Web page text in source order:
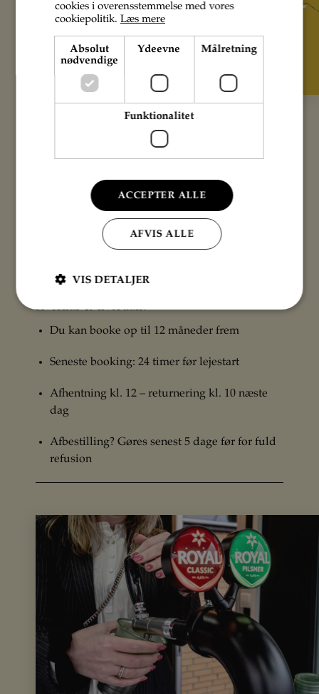
+ 1875 kr. inkl. moms
Gælder i Østjylland (Vejle - Randers)
Gratis afhentning påMøgelgårdsvej 33, 8520
eller Teatergården 8700 Horsens
du selv vil hente selv
Hvornår & hvordan?
Du kan booke op til 12 måneder frem
Seneste booking: 24 timer før lejestart
Afhentning kl. 12 – returnering kl. 10 næste
dag
Afbestilling? Gøres senest 5 dage før for fuld
refusion
cookies i overensstemmelse med vores
cookiepolitik. Læs mere
Absolut
nødvendige
Ydeevne Målretning
Funktionalitet
ACCEPTER ALLE
AFVIS ALLE
VIS DETALJER